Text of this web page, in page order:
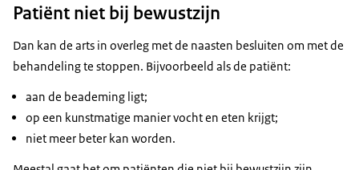
Patiënt niet bij bewustzijn
Dan kan de arts in overleg met de naasten besluiten om met de
behandeling te stoppen. Bijvoorbeeld als de patiënt:
aan de beademing ligt;
op een kunstmatige manier vocht en eten krijgt;
niet meer beter kan worden.